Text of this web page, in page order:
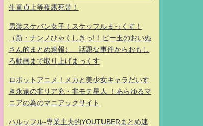
生童貞上等夜露死苦！
男装スケバン女子！スケッフルまっくす！
（新・ナンノひゃくしきっ!！ビー玉のおいぬ
さん的まとめ速報） 話題な事件からおもし
ろ動画まで取り上げまっくす
ロボットアニメ！メカと美少女キャラだいす
き永遠の非リア充・非モテ星人 ！あらゆるマ
ニアの為のマニアックサイト
ハルッフル-専業主夫的YOUTUBERまとめ速